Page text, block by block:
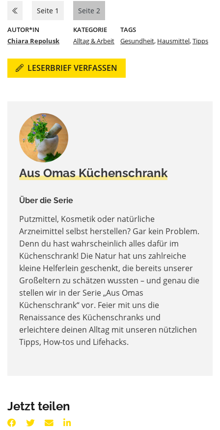
Seite 1 Seite 2
AUTOR*IN
Chiara Repolusk
KATEGORIE
Alltag & Arbeit
TAGS
Gesundheit, Hausmittel,Tipps
LESERBRIEF VERFASSEN
Aus Omas Küchenschrank
Über die Serie
Putzmittel, Kosmetik oder natürliche
Arzneimittel selbst herstellen? Gar kein Problem.
Denn du hast wahrscheinlich alles dafür im
Küchenschrank! Die Natur hat uns zahlreiche
kleine Helferlein geschenkt, die bereits unserer
Großeltern zu schätzen wussten – und genau die
stellen wir in der Serie „Aus Omas
Küchenschrank“ vor. Feier mit uns die
Renaissance des Küchenschranks und
erleichtere deinen Alltag mit unseren nützlichen
Tipps, How-tos und Lifehacks.
Jetzt teilen